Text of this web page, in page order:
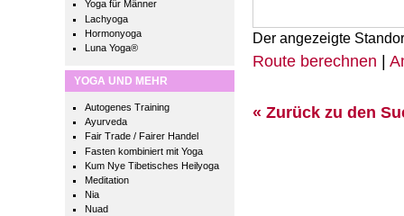
Yoga für Männer
Lachyoga
Hormonyoga
Luna Yoga®
YOGA UND MEHR
Autogenes Training
Ayurveda
Fair Trade / Fairer Handel
Fasten kombiniert mit Yoga
Kum Nye Tibetisches Heilyoga
Meditation
Nia
Nuad
Der angezeigte
Route berechnen |
« Zurück zu den